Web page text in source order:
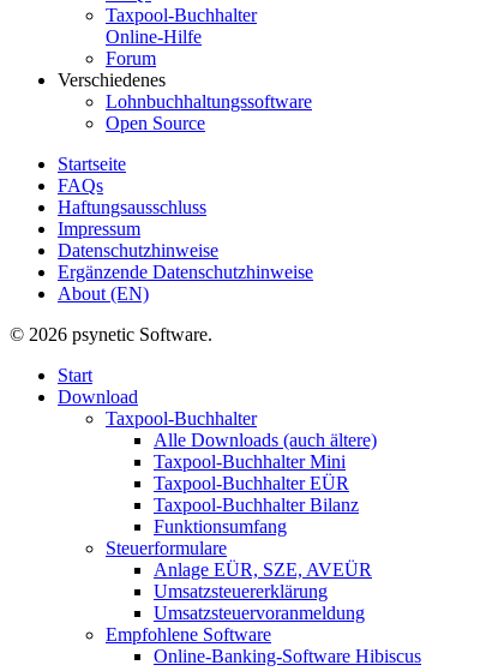
Taxpool-Buchhalter
Online-Hilfe
Forum
Verschiedenes
Lohnbuchhaltungssoftware
Open Source
Startseite
FAQs
Haftungsausschluss
Impressum
Datenschutzhinweise
Ergänzende Datenschutzhinweise
About (EN)
© 2026 psynetic Software.
Start
Download
Taxpool-Buchhalter
Alle Downloads (auch ältere)
Taxpool-Buchhalter Mini
Taxpool-Buchhalter EÜR
Taxpool-Buchhalter Bilanz
Funktionsumfang
Steuerformulare
Anlage EÜR, SZE, AVEÜR
Umsatzsteuererklärung
Umsatzsteuervoranmeldung
Empfohlene Software
Online-Banking-Software Hibiscus